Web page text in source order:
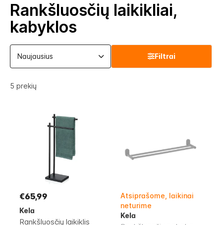
Rankšluosčių laikikliai,
kabyklos
5 prekių
Filtrai
€65,99
Kela
Rankšluosčių laikiklis
Atsiprašome, laikinai
neturime
Kela